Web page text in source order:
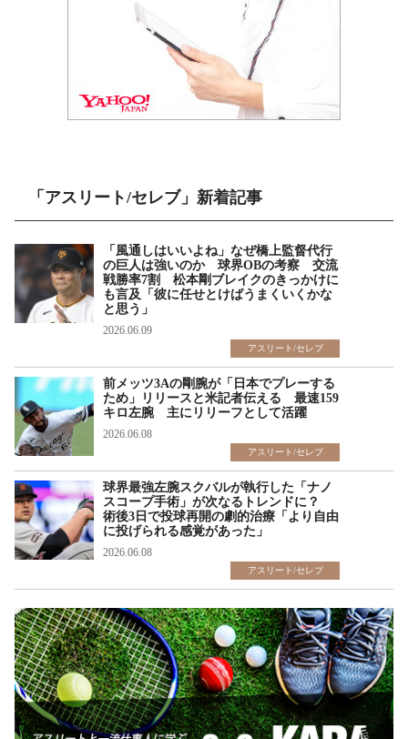
「アスリート/セレブ」新着記事
「風通しはいいよね」なぜ橋上監督代行
の巨人は強いのか 球界OBの考察 交流
戦勝率7割 松本剛ブレイクのきっかけに
も言及「彼に任せとけばうまくいくかな
と思う」
2026.06.09
アスリート/セレブ
前メッツ3Aの剛腕が「日本でプレーする
ため」リリースと米記者伝える 最速159
キロ左腕 主にリリーフとして活躍
2026.06.08
アスリート/セレブ
球界最強左腕スクバルが執行した「ナノ
スコープ手術」が次なるトレンドに？
術後3日で投球再開の劇的治療「より自由
に投げられる感覚があった」
2026.06.08
アスリート/セレブ